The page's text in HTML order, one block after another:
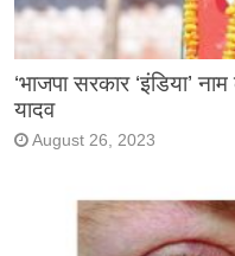
‘भाजपा सरकार ‘इंडिया’
यादव
August 26, 2023